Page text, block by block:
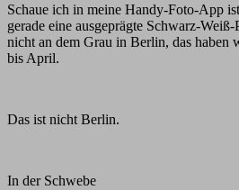
Schaue ich in meine Handy-Foto-App
gerade eine ausgeprägte Schwarz-
nicht an dem Grau in Berlin, das haben
bis April.
Das ist nicht Berlin.
In der Schwebe